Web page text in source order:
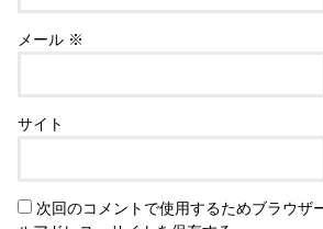
メール ※
サイト
次回のコメントで使用するためブラウザ